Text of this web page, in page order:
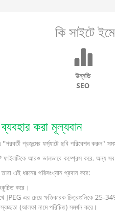
কি সাইটে
উন্নতি
SEO
করা মূল্যবান
প্রজন্মের ফর্ম্যাটে ছবি পরিবেশন করুন"
আরও ভালভাবে কম্প্রেস করে, অন্য সব
এই ধরনের পরিসংখ্যান প্রদান করে:
করে।
এর চেয়ে ক্ষতিকারক চিত্রগুলিকে 25-
(আলফা নামে পরিচিত) সমর্থন করে।